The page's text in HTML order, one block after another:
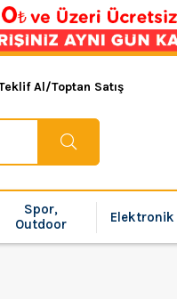
Al/Toptan Satış
Spor,
Outdoor
Elektronik